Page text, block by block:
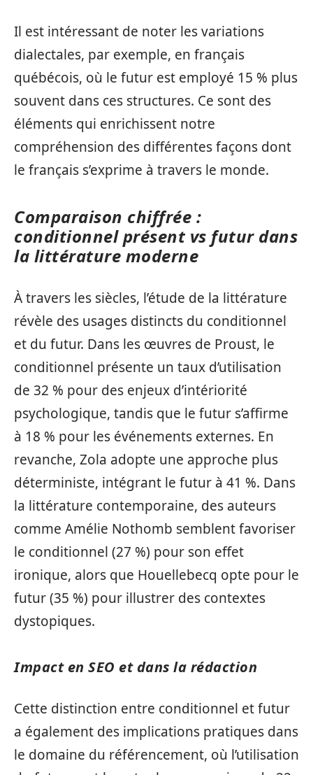
Il est intéressant de noter les variations
dialectales, par exemple, en français
québécois, où le futur est employé 15 % plus
souvent dans ces structures. Ce sont des
éléments qui enrichissent notre
compréhension des différentes façons dont
le français s’exprime à travers le monde.
Comparaison chiffrée :
conditionnel présent vs futur dans
la littérature moderne
À travers les siècles, l’étude de la littérature
révèle des usages distincts du conditionnel
et du futur. Dans les œuvres de Proust, le
conditionnel présente un taux d’utilisation
de 32 % pour des enjeux d’intériorité
psychologique, tandis que le futur s’affirme
à 18 % pour les événements externes. En
revanche, Zola adopte une approche plus
déterministe, intégrant le futur à 41 %. Dans
la littérature contemporaine, des auteurs
comme Amélie Nothomb semblent favoriser
le conditionnel (27 %) pour son effet
ironique, alors que Houellebecq opte pour le
futur (35 %) pour illustrer des contextes
dystopiques.
Impact en SEO et dans la rédaction
Cette distinction entre conditionnel et futur
a également des implications pratiques dans
le domaine du référencement, où l’utilisation